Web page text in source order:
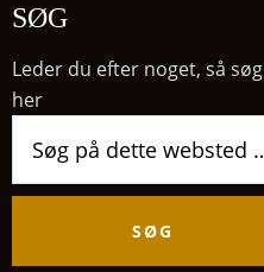
SØG
Leder du efter noget, så søg
her